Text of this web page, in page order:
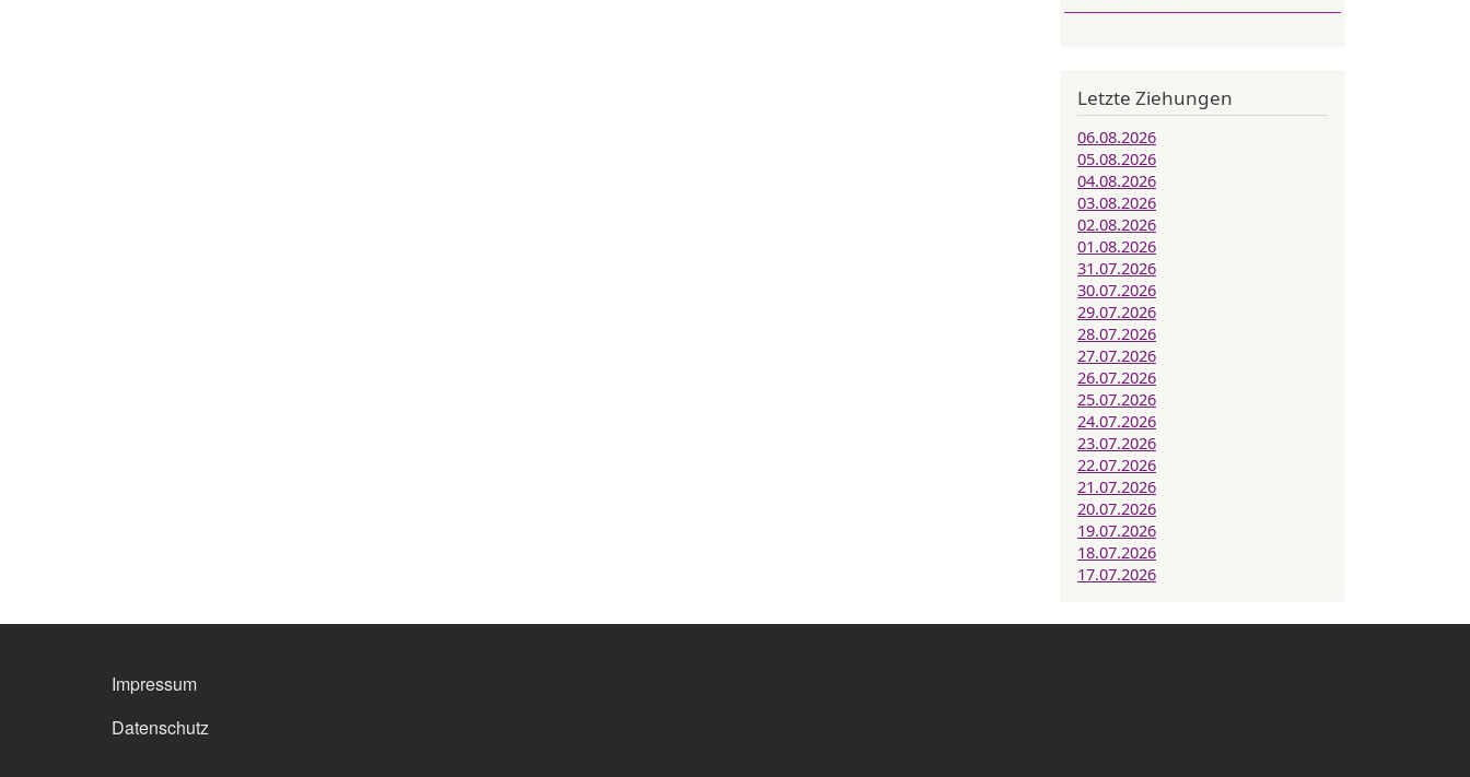
Letzte Ziehungen
06.08.2026
05.08.2026
04.08.2026
03.08.2026
02.08.2026
01.08.2026
31.07.2026
30.07.2026
29.07.2026
28.07.2026
27.07.2026
26.07.2026
25.07.2026
24.07.2026
23.07.2026
22.07.2026
21.07.2026
20.07.2026
19.07.2026
18.07.2026
17.07.2026
Impressum
Datenschutz